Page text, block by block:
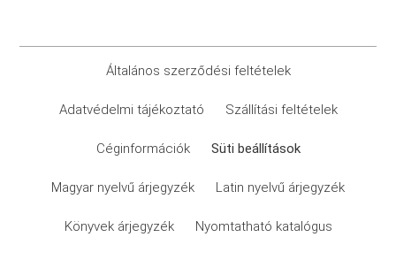
Általános szerződési feltételek
Adatvédelmi tájékoztató Szállítási feltételek
Céginformációk Süti beállítások
Magyar nyelvű árjegyzék Latin nyelvű árjegyzék
Könyvek árjegyzék Nyomtatható katalógus